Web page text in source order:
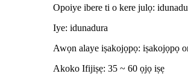
Opoiye ibere ti o kere julọ:
Iye: idunadura
Awọn alaye iṣakojọpọ: iṣakojọpọ
Akoko Ifijiṣẹ: 35 ~ 60 ọjọ iṣẹ